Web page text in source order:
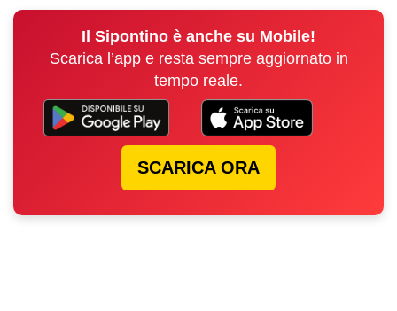
Il Sipontino è anche su Mobile!
Scarica l’app e resta sempre aggiornato in
tempo reale.
SCARICA ORA